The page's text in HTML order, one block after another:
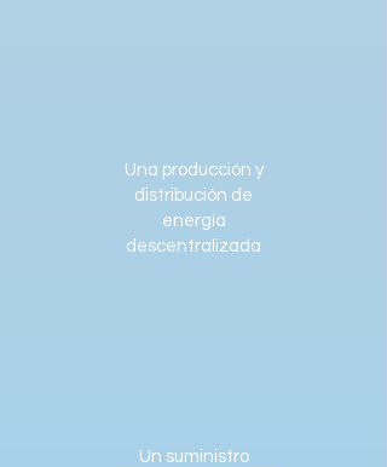
Una producción y
distribución de
energía
descentralizada
Un suministro